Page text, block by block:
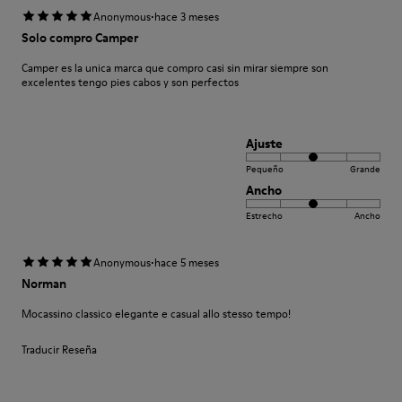
Anonymous·hace 3 meses
Solo compro Camper
Camper es la unica marca que compro casi sin mirar siempre son
excelentes tengo pies cabos y son perfectos
Ajuste
Pequeño Grande
Ancho
Estrecho Ancho
Anonymous·hace 5 meses
Norman
Mocassino classico elegante e casual allo stesso tempo!
Traducir Reseña